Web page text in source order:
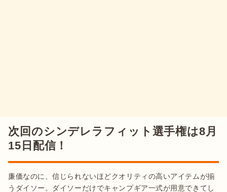
次回のシンデレラフィット選手権は8月
15日配信！
廉価なのに、信じられないほどクオリティの高いアイテムが揃
うダイソー。ダイソーだけでキャンプギア一式が用意できてし